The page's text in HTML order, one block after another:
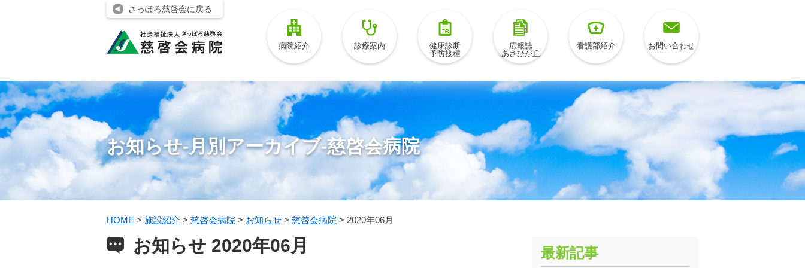
お知らせ-月別アーカイブ-慈啓会病院
さっぽろ慈啓会に戻る
病院紹介 診療案内
健康診断
予防接種
広報誌
あさひが丘
看護部紹介 お問い合わせ
HOME > 施設紹介 > 慈啓会病院 > お知らせ > 慈啓会病院 > 2020年06月
お知らせ 2020年06月 最新記事